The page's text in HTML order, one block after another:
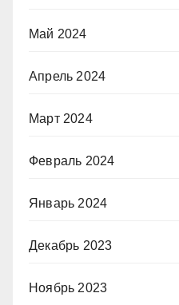
Май 2024
Апрель 2024
Март 2024
Февраль 2024
Январь 2024
Декабрь 2023
Ноябрь 2023